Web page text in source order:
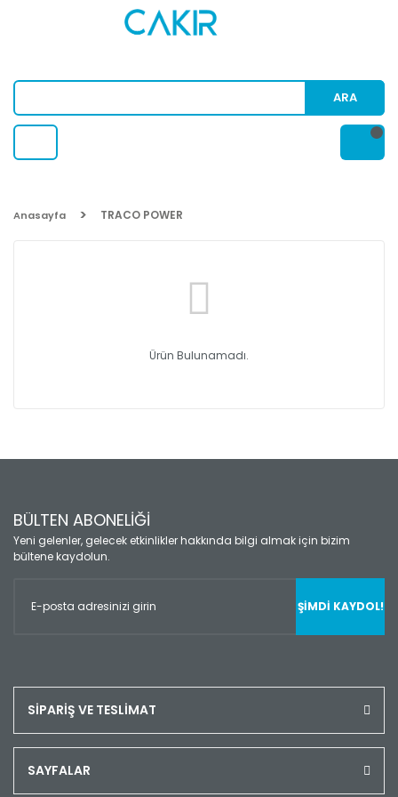
ARA
Anasayfa TRACO POWER
Ürün Bulunamadı.
BÜLTEN ABONELİĞİ
Yeni gelenler, gelecek etkinlikler hakkında bilgi almak için bizim
bültene kaydolun.
ŞİMDİ KAYDOL!
SİPARİŞ VE TESLİMAT
SAYFALAR